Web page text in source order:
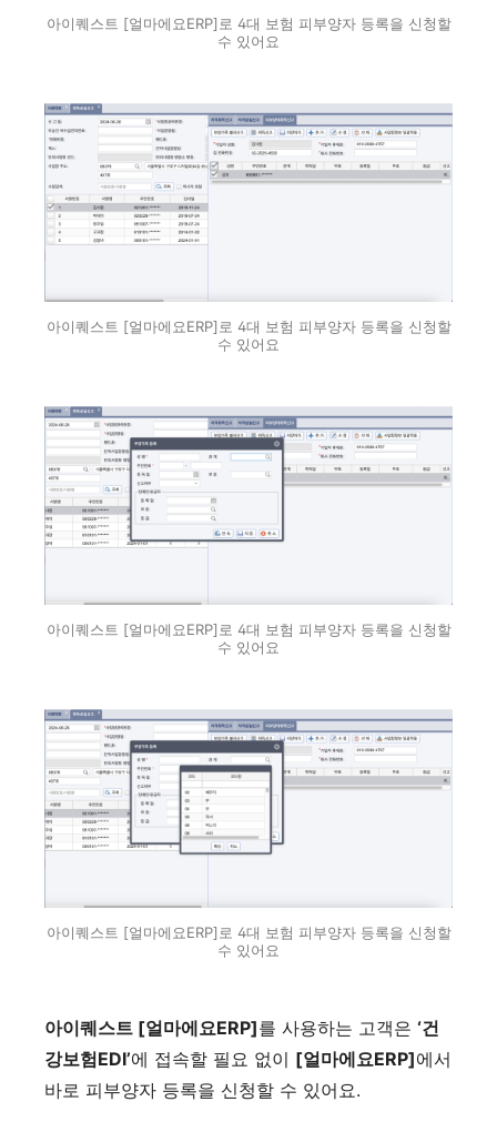
아이퀘스트 [얼마에요ERP]로 4대 보험 피부양자 등록을 신청할
수 있어요
아이퀘스트 [얼마에요ERP]로 4대 보험 피부양자 등록을 신청할
수 있어요
아이퀘스트 [얼마에요ERP]로 4대 보험 피부양자 등록을 신청할
수 있어요
아이퀘스트 [얼마에요ERP]로 4대 보험 피부양자 등록을 신청할
수 있어요
아이퀘스트 [얼마에요ERP]를 사용하는 고객은 ‘건
강보험EDI’에 접속할 필요 없이 [얼마에요ERP]에서
바로 피부양자 등록을 신청할 수 있어요.